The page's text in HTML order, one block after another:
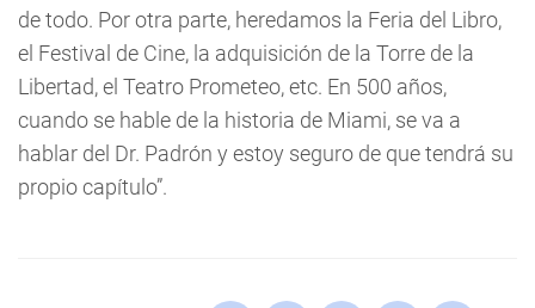
de todo. Por otra parte, heredamos la Feria del Libro,
el Festival de Cine, la adquisición de la Torre de la
Libertad, el Teatro Prometeo, etc. En 500 años,
cuando se hable de la historia de Miami, se va a
hablar del Dr. Padrón y estoy seguro de que tendrá su
propio capítulo”.